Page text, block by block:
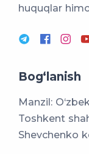
huquqlar
Bog‘lanish
Manzil:
Toshkent
Shevchenko